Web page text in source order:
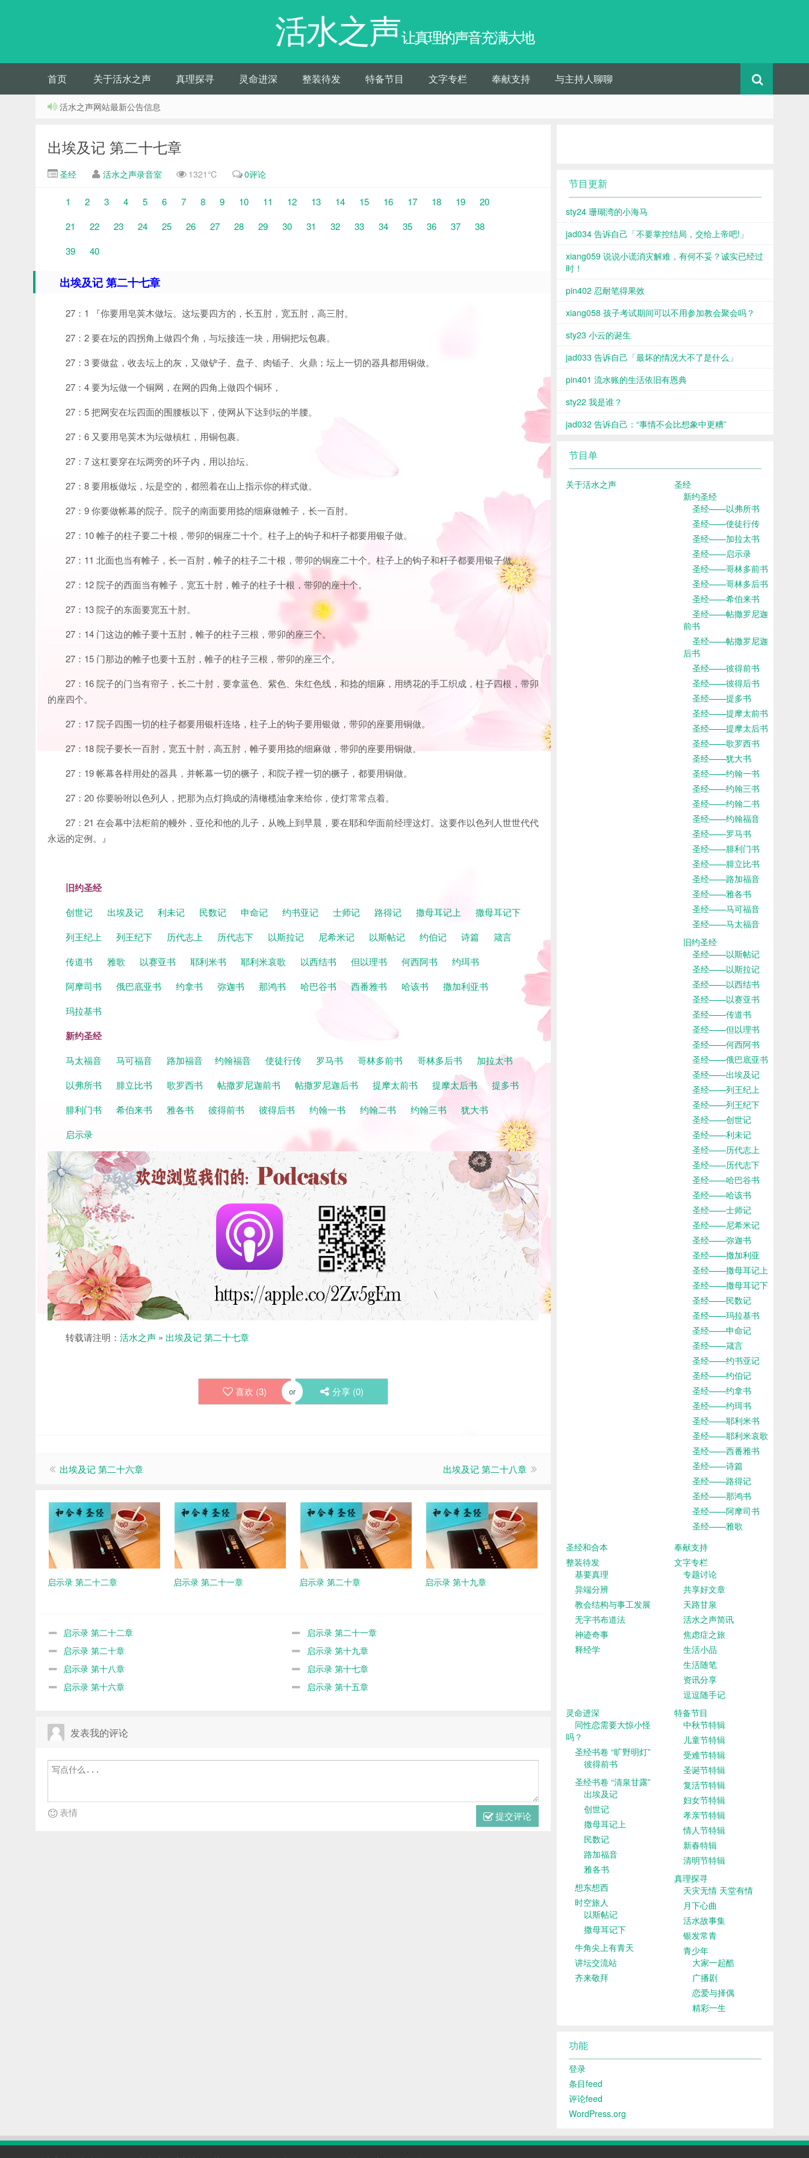
活水之声让真理的声音充满大地
首页 关于活水之声 真理探寻 灵命进深 整装待发 特备节目 文字专栏 奉献支持 与主持人聊聊
活水之声网站最新公告信息
出埃及记 第二十七章
圣经 活水之声录音室 1321℃ 0评论
1 2 3 4 5 6 7 8 9 10 11 12 13 14 15 16 17 18 19
20
21
22 23 24 25 26 27 28 29 30 31 32 33 34 35 36 37
38
39
40
出埃及记 第二十七章
27：1 『你要用皂荚木做坛。这坛要四方的，长五肘，宽五肘，高三肘。
27：2 要在坛的四拐角上做四个角，与坛接连一块，用铜把坛包裹。
27：3 要做盆，收去坛上的灰，又做铲子、盘子、肉锸子、火鼎；坛上一切的器具都用铜做。
27：4 要为坛做一个铜网，在网的四角上做四个铜环，
27：5 把网安在坛四面的围腰板以下，使网从下达到坛的半腰。
27：6 又要用皂荚木为坛做槓杠，用铜包裹。
27：7 这杠要穿在坛两旁的环子内，用以抬坛。
27：8 要用板做坛，坛是空的，都照着在山上指示你的样式做。
27：9 你要做帐幕的院子。院子的南面要用捻的细麻做帷子，长一百肘。
27：10 帷子的柱子要二十根，带卯的铜座二十个。柱子上的钩子和杆子都要用银子做。
27：11 北面也当有帷子，长一百肘，帷子的柱子二十根，带卯的铜座二十个。柱子上的钩子和杆子都要用银子做。
27：12 院子的西面当有帷子，宽五十肘，帷子的柱子十根，带卯的座十个。
27：13 院子的东面要宽五十肘。
27：14 门这边的帷子要十五肘，帷子的柱子三根，带卯的座三个。
27：15 门那边的帷子也要十五肘，帷子的柱子三根，带卯的座三个。
27：16 院子的门当有帘子，长二十肘，要拿蓝色、紫色、朱红色线，和捻的细麻，用绣花的手工织成，柱子四根，带卯
的座四个。
27：17 院子四围一切的柱子都要用银杆连络，柱子上的钩子要用银做，带卯的座要用铜做。
27：18 院子要长一百肘，宽五十肘，高五肘，帷子要用捻的细麻做，带卯的座要用铜做。
27：19 帐幕各样用处的器具，并帐幕一切的橛子，和院子裡一切的橛子，都要用铜做。
27：20 你要吩咐以色列人，把那为点灯捣成的清橄榄油拿来给你，使灯常常点着。
27：21 在会幕中法柜前的幔外，亚伦和他的儿子，从晚上到早晨，要在耶和华面前经理这灯。这要作以色列人世世代代
永远的定例。』
旧约圣经
创世记 出埃及记 利未记 民数记 申命记 约书亚记 士师记 路得记 撒母耳记上
撒母耳记下
列王纪上
列王纪下 历代志上 历代志下 以斯拉记 尼希米记 以斯帖记 约伯记 诗篇
箴言
传道书
雅歌 以赛亚书 耶利米书 耶利米哀歌 以西结书 但以理书 何西阿书
约珥书
阿摩司书
俄巴底亚书 约拿书 弥迦书 那鸿书 哈巴谷书 西番雅书 哈该书
撒加利亚书
玛拉基书
新约圣经
马太福音 马可福音 路加福音 约翰福音 使徒行传 罗马书 哥林多前书 哥林多后书
加拉太书
以弗所书
腓立比书 歌罗西书 帖撒罗尼迦前书 帖撒罗尼迦后书 提摩太前书 提摩太后书
提多书
腓利门书
希伯来书 雅各书 彼得前书 彼得后书 约翰一书 约翰二书 约翰三书
犹大书
启示录
转载请注明： 活水之声 » 出埃及记 第二十七章
喜欢 (3) or 分享 (0)
出埃及记 第二十六章 出埃及记 第二十八章
启示录 第二十二章 启示录 第二十一章 启示录 第二十章 启示录 第十九章
启示录 第二十二章
启示录 第二十一章
启示录 第二十章
启示录 第十九章
启示录 第十八章
启示录 第十七章
启示录 第十六章
启示录 第十五章
发表我的评论
提交评论
表情
节目更新
sty24 珊瑚湾的小海马
jad034 告诉自己「不要掌控结局，交给上帝吧!」
xiang059 说说小谎消灾解难，有何不妥？诚实已经过
时！
pin402 忍耐笔得果效
xiang058 孩子考试期间可以不用参加教会聚会吗？
sty23 小云的诞生
jad033 告诉自己「最坏的情况大不了是什么」
pin401 流水账的生活依旧有恩典
sty22 我是谁？
jad032 告诉自己：“事情不会比想象中更糟”
节目单
关于活水之声
圣经
新约圣经
圣经——以弗所书
圣经——使徒行传
圣经——加拉太书
圣经——启示录
圣经——哥林多前书
圣经——哥林多后书
圣经——希伯来书
圣经——帖撒罗尼迦
前书
圣经——帖撒罗尼迦
后书
圣经——彼得前书
圣经——彼得后书
圣经——提多书
圣经——提摩太前书
圣经——提摩太后书
圣经——歌罗西书
圣经——犹大书
圣经——约翰一书
圣经——约翰三书
圣经——约翰二书
圣经——约翰福音
圣经——罗马书
圣经——腓利门书
圣经——腓立比书
圣经——路加福音
圣经——雅各书
圣经——马可福音
圣经——马太福音
旧约圣经
圣经——以斯帖记
圣经——以斯拉记
圣经——以西结书
圣经——以赛亚书
圣经——传道书
圣经——但以理书
圣经——何西阿书
圣经——俄巴底亚书
圣经——出埃及记
圣经——列王纪上
圣经——列王纪下
圣经——创世记
圣经——利未记
圣经——历代志上
圣经——历代志下
圣经——哈巴谷书
圣经——哈该书
圣经——士师记
圣经——尼希米记
圣经——弥迦书
圣经——撒加利亚
圣经——撒母耳记上
圣经——撒母耳记下
圣经——民数记
圣经——玛拉基书
圣经——申命记
圣经——箴言
圣经——约书亚记
圣经——约伯记
圣经——约拿书
圣经——约珥书
圣经——耶利米书
圣经——耶利米哀歌
圣经——西番雅书
圣经——诗篇
圣经——路得记
圣经——那鸿书
圣经——阿摩司书
圣经——雅歌
圣经和合本
奉献支持
整装待发
基要真理
异端分辨
教会结构与事工发展
无字书布道法
神迹奇事
释经学
文字专栏
专题讨论
共享好文章
天路甘泉
活水之声简讯
焦虑症之旅
生活小品
生活随笔
资讯分享
逗逗随手记
灵命进深
同性恋需要大惊小怪
吗？
圣经书卷 “旷野明灯”
彼得前书
圣经书卷 “清泉甘露”
出埃及记
创世记
撒母耳记上
民数记
路加福音
雅各书
想东想西
时空旅人
以斯帖记
撒母耳记下
牛角尖上有青天
讲坛交流站
齐来敬拜
特备节目
中秋节特辑
儿童节特辑
受难节特辑
圣诞节特辑
复活节特辑
妇女节特辑
孝亲节特辑
情人节特辑
新春特辑
清明节特辑
真理探寻
天灾无情 天堂有情
月下心曲
活水故事集
银发常青
青少年
大家一起酷
广播剧
恋爱与择偶
精彩一生
功能
登录
条目feed
评论feed
WordPress.org